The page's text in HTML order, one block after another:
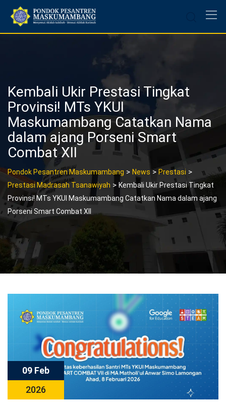
content
Kembali Ukir Prestasi Tingkat
Provinsi! MTs YKUI
Maskumambang Catatkan Nama
dalam ajang Porseni Smart
Combat XII
Pondok Pesantren Maskumambang > News > Prestasi >
Prestasi Madrasah Tsanawiyah > Kembali Ukir Prestasi Tingkat
Provinsi! MTs YKUI Maskumambang Catatkan Nama dalam ajang
Porseni Smart Combat XII
09 Feb
2026